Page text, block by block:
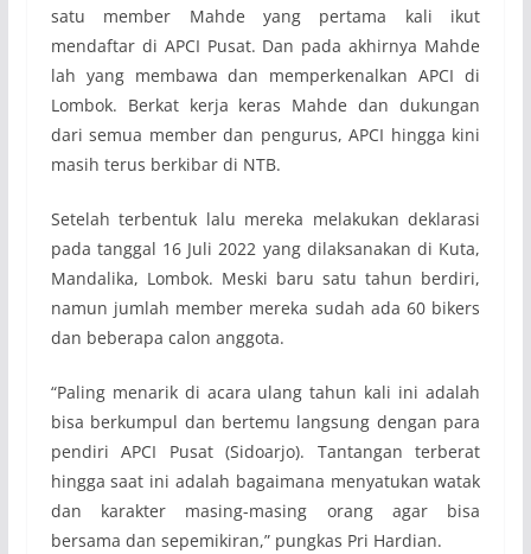
satu member Mahde yang pertama kali ikut
mendaftar di APCI Pusat. Dan pada akhirnya Mahde
lah yang membawa dan memperkenalkan APCI di
Lombok. Berkat kerja keras Mahde dan dukungan
dari semua member dan pengurus, APCI hingga kini
masih terus berkibar di NTB.
Setelah terbentuk lalu mereka melakukan deklarasi
pada tanggal 16 Juli 2022 yang dilaksanakan di Kuta,
Mandalika, Lombok. Meski baru satu tahun berdiri,
namun jumlah member mereka sudah ada 60 bikers
dan beberapa calon anggota.
“Paling menarik di acara ulang tahun kali ini adalah
bisa berkumpul dan bertemu langsung dengan para
pendiri APCI Pusat (Sidoarjo). Tantangan terberat
hingga saat ini adalah bagaimana menyatukan watak
dan karakter masing-masing orang agar bisa
bersama dan sepemikiran,” pungkas Pri Hardian.